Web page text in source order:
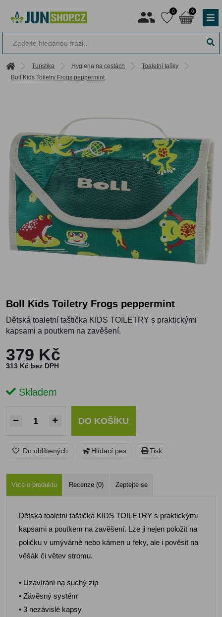
0 0
Turistika Hygiena na cestách
Toaletní tašky
Boll Kids Toiletry Frogs peppermint
Boll Kids Toiletry Frogs peppermint
Dětská toaletní taštička KIDS TOILETRY s praktickými
kapsami a poutkem na zavěšení.
379 Kč
313 Kč bez DPH
Skladem
DO KOŠÍKU
Do oblíbených Hlídací pes Tisk
Více o produktu Recenze (0) Zeptejte se
Dětská toaletní taštička KIDS TOILETRY s praktickými
kapsami a poutkem na zavěšení. Lze ji nejen položit na
poličku v umývárně nebo kámen u řeky, ale i pověsit na
věšák či větev stromu.
• Uzavírání na suchý zip
• Závěsný systém
• 3 nezávislé kapsy